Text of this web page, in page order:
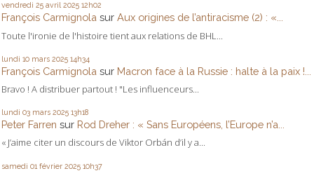
vendredi 25 avril 2025 12h02
François Carmignola sur Aux origines de l’antiracisme (2) : «...
Toute l'ironie de l'histoire tient aux relations de BHL...
lundi 10 mars 2025 14h34
François Carmignola sur Macron face à la Russie : halte à la paix !...
Bravo ! A distribuer partout ! "Les influenceurs...
lundi 03 mars 2025 13h18
Peter Farren sur Rod Dreher : « Sans Européens, l’Europe n’a...
« J’aime citer un discours de Viktor Orbán d’il y a...
samedi 01 février 2025 10h37